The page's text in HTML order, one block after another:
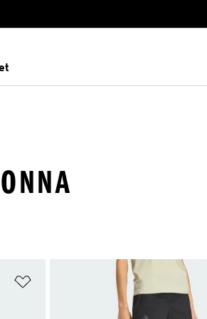
Aggiungi alla lista dei desideri